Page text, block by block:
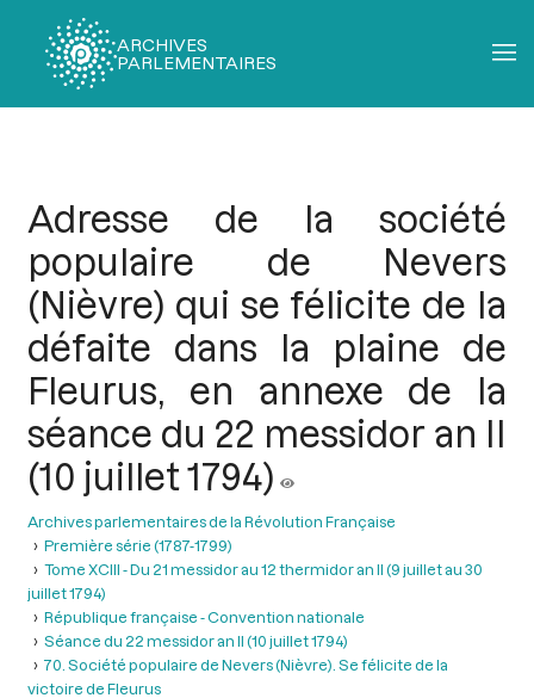
ARCHIVES
PARLEMENTAIRES
Adresse de la société
populaire de Nevers
(Nièvre) qui se félicite de la
défaite dans la plaine de
Fleurus, en annexe de la
séance du 22 messidor an II
(10 juillet 1794)
Archives parlementaires de la Révolution Française
Première série (1787-1799)
Tome XCIII - Du 21 messidor au 12 thermidor an II (9 juillet au 30
juillet 1794)
République française - Convention nationale
Séance du 22 messidor an II (10 juillet 1794)
70. Société populaire de Nevers (Nièvre). Se félicite de la
victoire de Fleurus